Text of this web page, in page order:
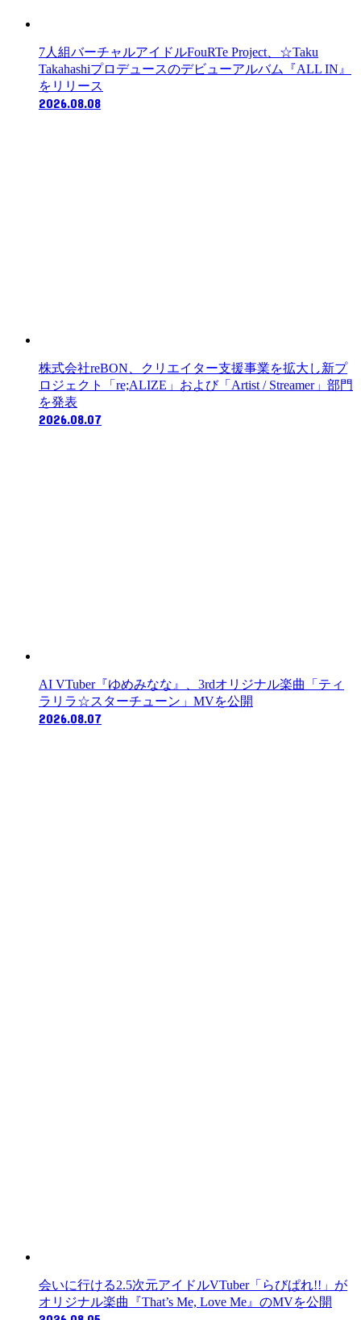
7人組バーチャルアイドルFouRTe Project、☆Taku
Takahashiプロデュースのデビューアルバム『ALL IN』
をリリース
2026.08.08
株式会社reBON、クリエイター支援事業を拡大し新プ
ロジェクト「re;ALIZE」および「Artist / Streamer」部門
を発表
2026.08.07
AI VTuber『ゆめみなな』、3rdオリジナル楽曲「ティ
ラリラ☆スターチューン」MVを公開
2026.08.07
会いに行ける2.5次元アイドルVTuber「らびぱれ!!」が
オリジナル楽曲『That’s Me, Love Me』のMVを公開